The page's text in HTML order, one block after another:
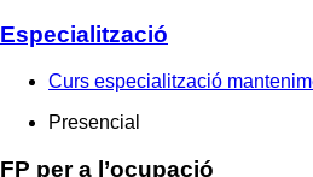
Especialització
Curs especialització
Presencial
FP per a l’ocupació